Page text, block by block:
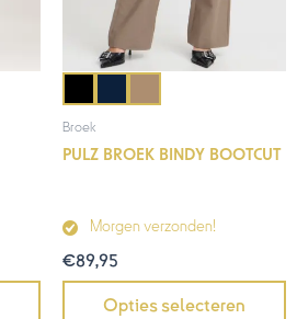
Broek
PULZ BROEK BINDY BOOTCUT
Morgen verzonden!
€89,95
Opties selecteren